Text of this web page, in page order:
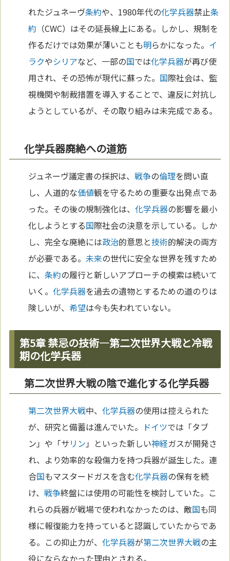
れたジュネーヴ条約や、1980年代の化学兵器禁止条
約 （CWC）はその延長線上にある。しかし、規制を
作るだけでは効果が薄いことも明らかになった。 イ
ラクやシリアなど、一部の国では化学兵器が再び使
用され、その恐怖が現代に蘇った。 国際社会は、監
視機関や制裁措置を導入することで、違反に対抗し
ようとしているが、その取り組みは未完成である。
化学兵器廃絶への道筋
ジュネーヴ議定書の採択は、戦争の倫理を問い直
し、人道的な価値観を守るための重要な出発点であ
った。その後の規制強化は、化学兵器の影響を最小
化しようとする国際社会の決意を示している。しか
し、完全な廃絶には政治的意思と技術的解決の両方
が必要である。未来の世代に安全な世界を残すため
に、条約の履行と新しいアプローチの模索は続いて
いく。化学兵器を過去の遺物とするための道のりは
険しいが、希望は今も失われていない。
第5章 禁忌の技術—第二次世界大戦と冷戦
期の化学兵器
第二次世界大戦の陰で進化する化学兵器
第二次世界大戦中、化学兵器の使用は控えられた
が、研究と備蓄は進んでいた。 ドイツでは「タブ
ン」や「サリン 」といった新しい神経ガスが開発さ
れ、より効率的な殺傷力を持つ兵器が誕生した。連
合国もマスタードガスを含む化学兵器の保有を続
け、戦争終盤には使用の可能性を検討していた。こ
れらの兵器が戦場で使われなかったのは、敵国も同
様に報復能力を持っていると認識していたからであ
る。この抑止力が、化学兵器が第二次世界大戦の主